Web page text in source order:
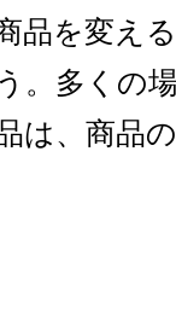
品を変え
。多くの
は、商品